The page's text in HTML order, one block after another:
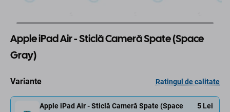
Apple iPad Air - Sticlă Cameră Spate (Space
Gray)
Variante Ratingul de calitate
Apple iPad Air - Sticlă Cameră Spate (Space
5 Lei